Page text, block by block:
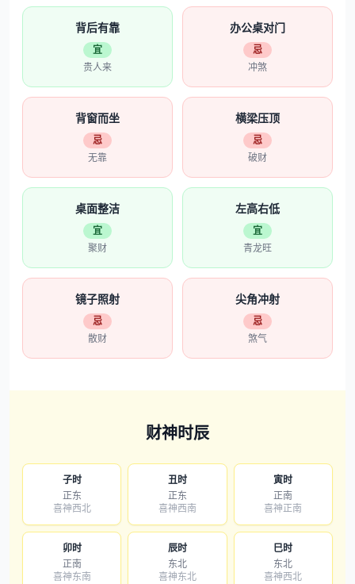
背后有靠
宜
贵人来
办公桌对门
忌
冲煞
背窗而坐
忌
无靠
横梁压顶
忌
破财
桌面整洁
宜
聚财
左高右低
宜
青龙旺
镜子照射
忌
散财
尖角冲射
忌
煞气
财神时辰
子时
正东
喜神西北
丑时
正东
喜神西南
寅时
正南
喜神正南
卯时
正南
喜神东南
辰时
东北
喜神东北
巳时
东北
喜神西北